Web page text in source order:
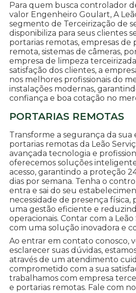
Para quem busca controlador
valor Engenheiro Goulart, A
segmento de Terceirização de
disponibiliza para seus clientes
portarias remotas, empresas de
remota, sistemas de câmeras,
empresa de limpeza
satisfação dos clientes, a
nos melhores profissionais do
instalações modernas,
confiança e boa cotação no
PORTARIAS REMOTAS
Transforme a segurança da sua
portarias remotas da Leão
avançada tecnologia e
oferecemos soluções
acesso, garantindo a proteção
dias por semana. Tenha o
entra e sai do seu
necessidade de presença
uma gestão eficiente e
operacionais. Contar com a
com uma solução inovadora e
Ao entrar em contato conosco,
esclarecer suas dúvidas,
através de um atendimento
comprometido com a sua
trabalhamos com empresa
e portarias remotas. Fale com